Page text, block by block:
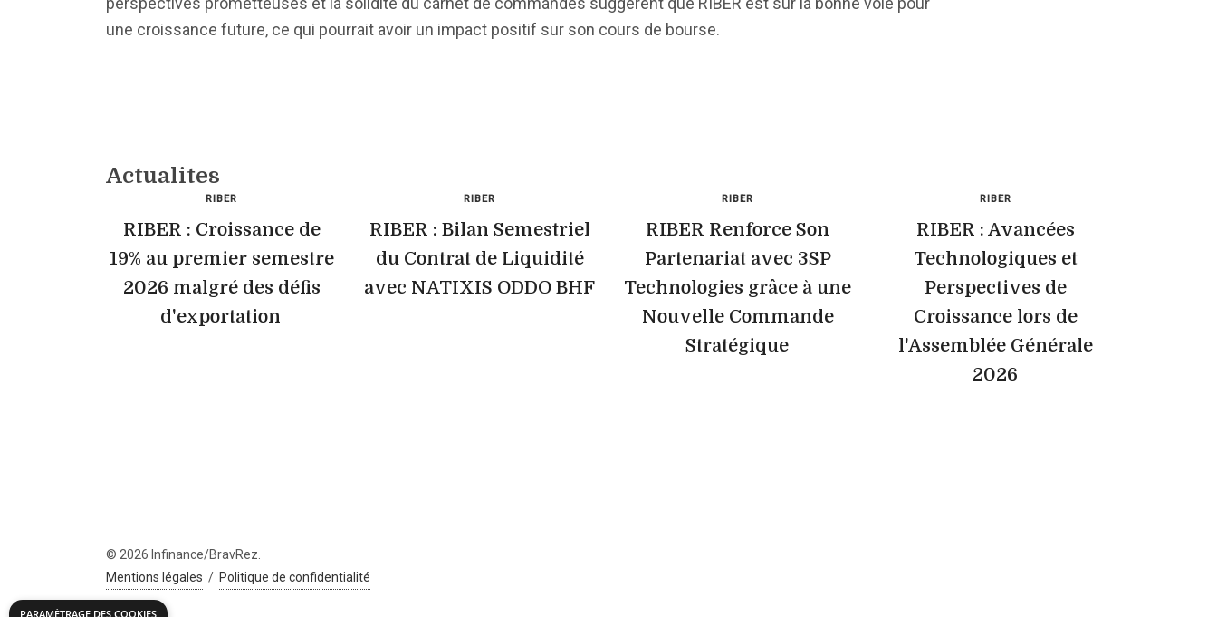
une croissance future, ce qui pourrait avoir un impact positif sur son cours de bourse.
Actualites
RIBER
RIBER : Croissance de
19% au premier semestre
2026 malgré des défis
d'exportation
RIBER
RIBER : Bilan Semestriel
du Contrat de Liquidité
avec NATIXIS ODDO BHF
RIBER
RIBER Renforce Son
Partenariat avec 3SP
Technologies grâce à une
Nouvelle Commande
Stratégique
RIBER
RIBER : Avancées
Technologiques et
Perspectives de
Croissance lors de
l'Assemblée Générale
2026
© 2026 Infinance/BravRez.
Mentions légales / Politique de confidentialité
PARAMÉTRAGE DES COOKIES